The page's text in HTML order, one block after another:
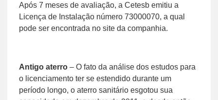
Após 7 meses de avaliação, a Cetesb emitiu a
Licença de Instalação número 73000070, a qual
pode ser encontrada no site da companhia.
Antigo aterro – O fato da análise dos estudos para
o licenciamento ter se estendido durante um
período longo, o aterro sanitário esgotou sua